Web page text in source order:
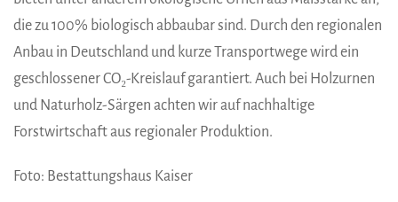
die zu 100% biologisch abbaubar sind. Durch den regionalen
Anbau in Deutschland und kurze Transportwege wird ein
geschlossener CO₂-Kreislauf garantiert. Auch bei Holzurnen
und Naturholz-Särgen achten wir auf nachhaltige
Forstwirtschaft aus regionaler Produktion.
Foto: Bestattungshaus Kaiser